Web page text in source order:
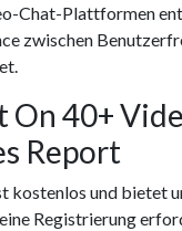
Chat-Plattformen
zwischen
On 40+
Report
kostenlos und bietet
Registrierung